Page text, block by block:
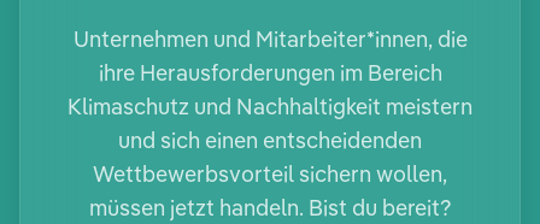
Unternehmen und Mitarbeiter*innen, die
ihre Herausforderungen im Bereich
Klimaschutz und Nachhaltigkeit meistern
und sich einen entscheidenden
Wettbewerbsvorteil sichern wollen,
müssen jetzt handeln. Bist du bereit?